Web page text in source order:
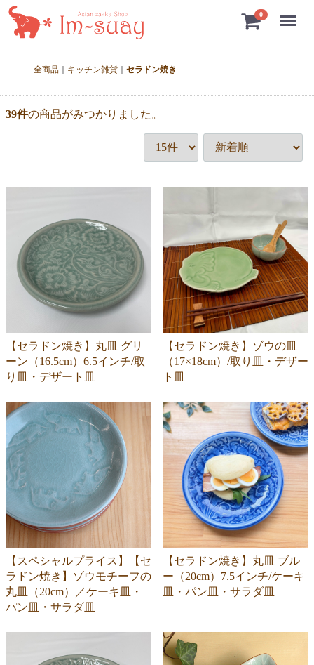
0 Menu
全商品 キッチン雑貨 セラドン焼き
39件の商品がみつかりました。
【セラドン焼き】丸皿 グリ
ーン（16.5cm）6.5インチ/取
り皿・デザート皿
【セラドン焼き】ゾウの皿
（17×18cm）/取り皿・デザー
ト皿
【スペシャルプライス】【セ
ラドン焼き】ゾウモチーフの
丸皿（20cm）／ケーキ皿・
パン皿・サラダ皿
【セラドン焼き】丸皿 ブル
ー（20cm）7.5インチ/ケーキ
皿・パン皿・サラダ皿